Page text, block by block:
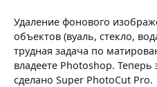
Удаление фонового
объектов (вуаль, стекло,
трудная задача по
владеете Photoshop.
сделано Super PhotoCut Pro.